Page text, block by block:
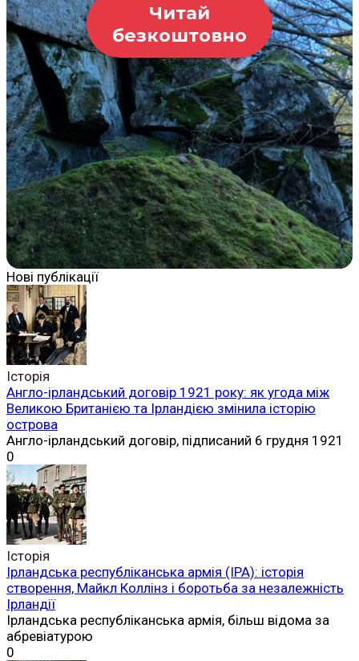
Читай
безкоштовно
Нові публікації
Історія
Англо-ірландський договір 1921 року: як угода між
Великою Британією та Ірландією змінила історію
острова
Англо-ірландський договір, підписаний 6 грудня 1921
0
Історія
Ірландська республіканська армія (ІРА): історія
створення, Майкл Коллінз і боротьба за незалежність
Ірландії
Ірландська республіканська армія, більш відома за
абревіатурою
0